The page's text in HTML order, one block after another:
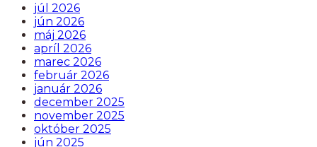
júl 2026
jún 2026
máj 2026
apríl 2026
marec 2026
február 2026
január 2026
december 2025
november 2025
október 2025
jún 2025